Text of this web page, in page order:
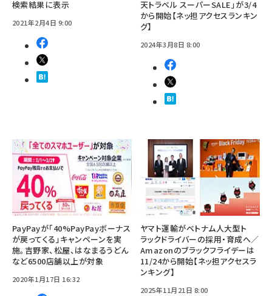
検索結果に表示
2021年2月4日 9:00
天トラベル スーパーSALE」が3/4
から開始【ネッ担アクセスランキン
グ】
2024年3月8日 8:00
PayPayが「40%PayPayボーナス
が戻ってくる」キャンペーンを実
施。吉野家、松屋、はなまるうどん
など6500店舗以上が対象
2020年1月17日 16:32
ヤマト運輸がベトナム人大型ト
ラックドライバーの採用・育成へ／
Amazonのブラックフライデーは
11/24から開始【ネッ担アクセスラ
ンキング】
2025年11月21日 8:00